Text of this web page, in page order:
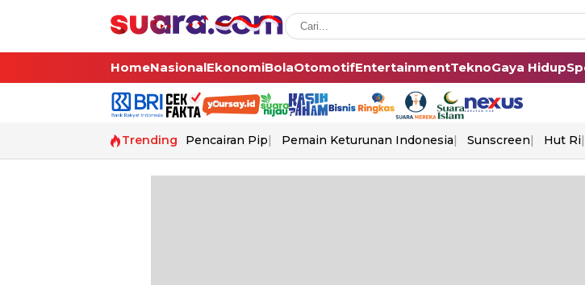
HomeNasionalEkonomiBolaOtomotifEntertainmentTeknoGaya Hidup
Trending Pencairan Pip Pemain Keturunan Indonesia Sunscreen Hut Ri